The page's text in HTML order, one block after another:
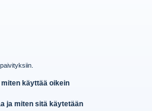
käyttää oikein
ja miten sitä käytetään